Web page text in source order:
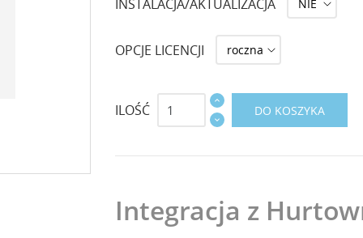
INSTALACJA/AKTUALIZACJA
OPCJE LICENCJI
ILOŚĆ DO KOSZYKA
Integracja z